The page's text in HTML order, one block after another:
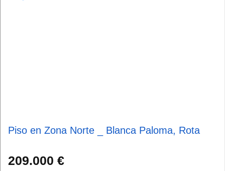
Piso en Zona Norte _ Blanca Paloma, Rota
209.000 €